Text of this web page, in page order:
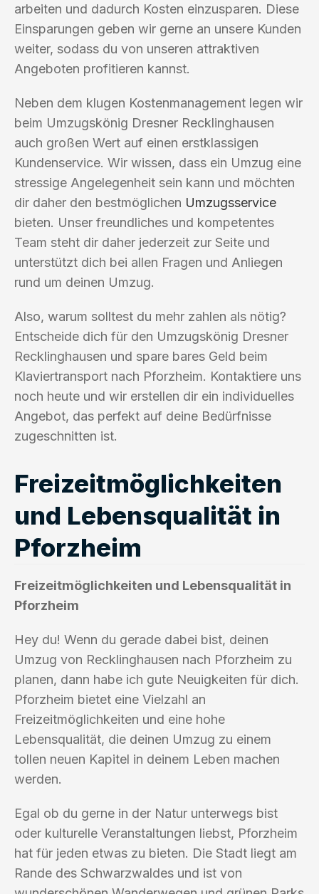
arbeiten und dadurch Kosten einzusparen. Diese
Einsparungen geben wir gerne an unsere Kunden
weiter, sodass du von unseren attraktiven
Angeboten profitieren kannst.
Neben dem klugen Kostenmanagement legen wir
beim Umzugskönig Dresner Recklinghausen
auch großen Wert auf einen erstklassigen
Kundenservice. Wir wissen, dass ein Umzug eine
stressige Angelegenheit sein kann und möchten
dir daher den bestmöglichen Umzugsservice
bieten. Unser freundliches und kompetentes
Team steht dir daher jederzeit zur Seite und
unterstützt dich bei allen Fragen und Anliegen
rund um deinen Umzug.
Also, warum solltest du mehr zahlen als nötig?
Entscheide dich für den Umzugskönig Dresner
Recklinghausen und spare bares Geld beim
Klaviertransport nach Pforzheim. Kontaktiere uns
noch heute und wir erstellen dir ein individuelles
Angebot, das perfekt auf deine Bedürfnisse
zugeschnitten ist.
Freizeitmöglichkeiten
und Lebensqualität in
Pforzheim
Freizeitmöglichkeiten und Lebensqualität in
Pforzheim
Hey du! Wenn du gerade dabei bist, deinen
Umzug von Recklinghausen nach Pforzheim zu
planen, dann habe ich gute Neuigkeiten für dich.
Pforzheim bietet eine Vielzahl an
Freizeitmöglichkeiten und eine hohe
Lebensqualität, die deinen Umzug zu einem
tollen neuen Kapitel in deinem Leben machen
werden.
Egal ob du gerne in der Natur unterwegs bist
oder kulturelle Veranstaltungen liebst, Pforzheim
hat für jeden etwas zu bieten. Die Stadt liegt am
Rande des Schwarzwaldes und ist von